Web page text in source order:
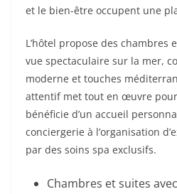
et le bien-être occupent une
L’hôtel propose des chambres
vue spectaculaire sur la mer,
moderne et touches
attentif met tout en œuvre
bénéficie d’un accueil
conciergerie à l’organisation
par des soins spa exclusifs.
Chambres et suites